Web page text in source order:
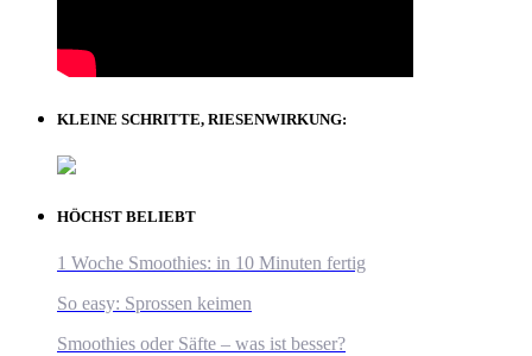
KLEINE SCHRITTE, RIESENWIRKUNG:
HÖCHST BELIEBT
1 Woche Smoothies: in 10 Minuten fertig
So easy: Sprossen keimen
Smoothies oder Säfte – was ist besser?